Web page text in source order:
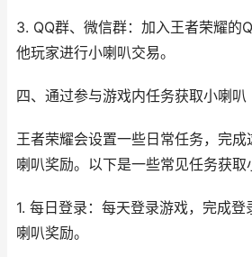
3. QQ群、微信群：加入王者荣耀的
他玩家进行小喇叭交易。
四、通过参与游戏内任务获取小喇叭
王者荣耀会设置一些日常任务，完
喇叭奖励。以下是一些常见任务获取
1. 每日登录：每天登录游戏，完成
喇叭奖励。